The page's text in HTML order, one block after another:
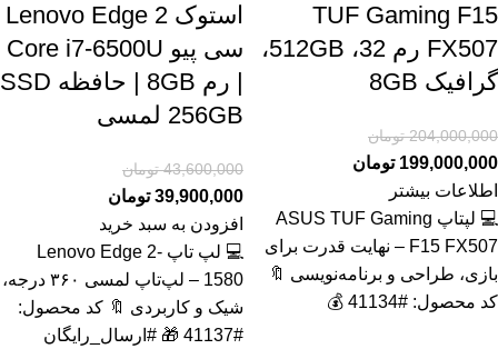
TUF Gaming F15
FX507 رم 32، 512GB،
گرافیک 8GB
204,000,000 تومان
199,000,000 تومان
اطلاعات بیشتر
💻 لپتاپ ASUS TUF Gaming
F15 FX507 – نهایت قدرت برای
بازی، طراحی و برنامه‌نویسی 🔖
کد محصول: #41134 💰
استوک Lenovo Edge 2
سی پیو Core i7-6500U
| رم 8GB | حافظه SSD
256GB لمسی
43,600,000 تومان
39,900,000 تومان
افزودن به سبد خرید
💻 لپ تاپ Lenovo Edge 2-
1580 – لپ‌تاپ لمسی ۳۶۰ درجه،
شیک و کاربردی 🔖 کد محصول:
#41137 🎁 #ارسال_رایگان